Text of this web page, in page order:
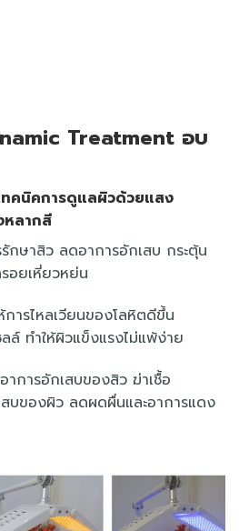
Treatment อบ
คนิคการดูแลผิวด้วยแสง
หลากสี
รักษาสิว ลดอาการอักเสบ กระตุ้น
อยเหี่ยวหย่น
การไหลเวียนของโลหิตดีขึ้น
ล์ ทำให้ผิวแข็งแรงไม่แพ้ง่าย
าการอักเสบของสิว ฆ่าเชื้อ
บของผิว ลดผดผื่นและอาการแดง